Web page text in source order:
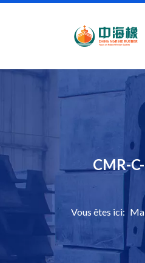
CMR-
Vous êtes ici: